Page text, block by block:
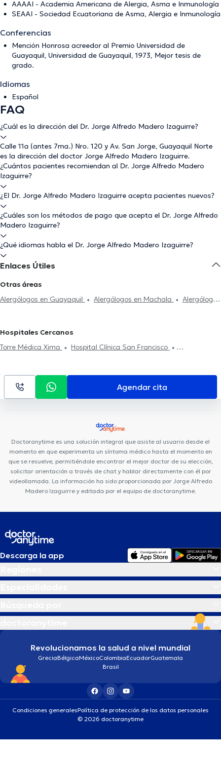
AAAAI - Academia Americana de Alergia, Asma e Inmunología
SEAAI - Sociedad Ecuatoriana de Asma, Alergia e Inmunología
Conferencias
Mención Honrosa acreedor al Premio Universidad de
Guayaquil, Universidad de Guayaquil, 1973, Mejor tesis de
grado.
Idiomas
Español
FAQ
¿Cuál es la dirección del Dr. Jorge Alfredo Madero Izaguirre?
Calle 11a (antes 7ma.) Nro. 120 y Av. San Jorge, Guayaquil Norte
es la dirección del doctor Jorge Alfredo Madero Izaguirre.
¿Cuántos pacientes recomiendan al Dr. Jorge Alfredo Madero
Izaguirre?
¿El Dr. Jorge Alfredo Madero Izaguirre acepta pacientes nuevos?
¿Cuáles son los métodos de pago que acepta el Dr. Jorge Alfredo
Madero Izaguirre?
¿Qué idiomas habla el Dr. Jorge Alfredo Madero Izaguirre?
Enlaces Útiles
Otras áreas
Alergólogos en Guayaquil
Alergólogos en Machala
Alergólogos
Hospitales Cercanos
Torre Médica Xima
Hospital Clínica San Francisco
GYE Sucursal Norte
Agendar cita
Doctoranytime es una solución integral que asiste al usuario desde el
momento en que experimenta un síntoma médico hasta el momento en
que se resuelve, permitiéndole encontrar el mejor doctor de su elección,
solicitar orientación a través de chat y hablar directamente con él por
videollamada. La información ha sido proporcionada por Jorge Alfredo
Madero Izaguirre y editada por el equipo de doctoranytime.
Descarga la app
Revolucionamos la salud a nivel mundial
GreciaBélgicaMéxicoColombiaEcuadorGuatemala
Brasil
Condiciones generalesPolítica de protección de los datos personales
© 2026 doctoranytime